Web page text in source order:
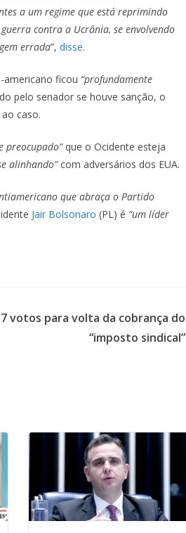
a um regime que está reprimindo
contra a Ucrânia, se envolvendo
errada”, disse.
americano ficou “profundamente
pelo senador se houve sanção, o
caso.
preocupado”que o Ocidente esteja
alinhando”com adversários dos EUA.
que abraça o Partido
Jair Bolsonaro (PL) é “um líder
votos para volta da cobrança do
“imposto sindical”